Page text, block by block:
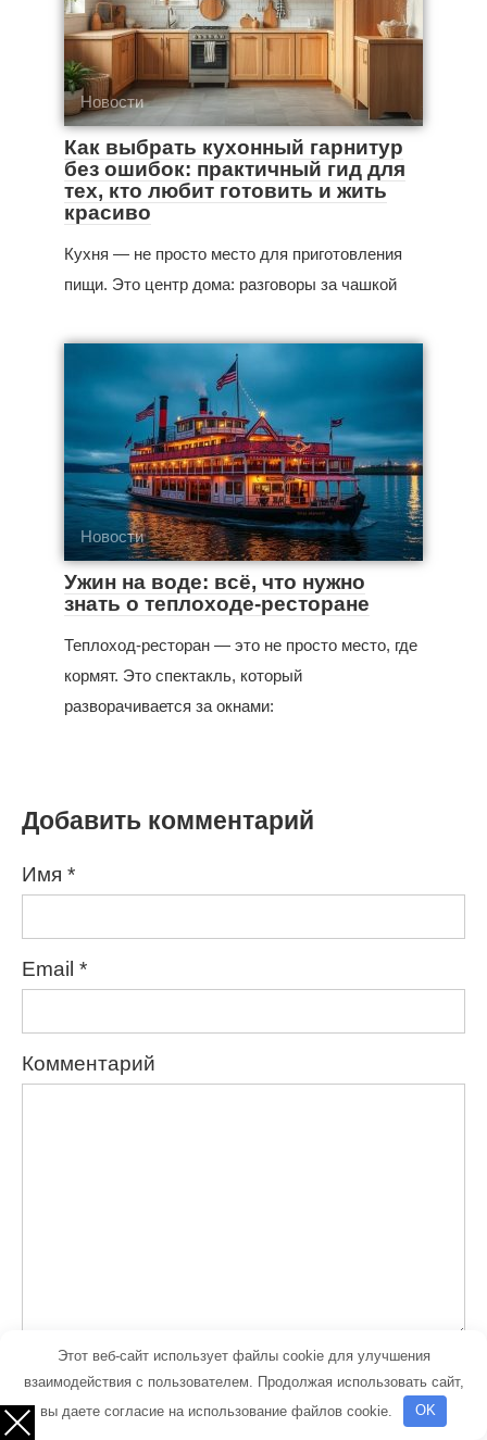
Новости
Как выбрать кухонный гарнитур
без ошибок: практичный гид для
тех, кто любит готовить и жить
красиво
Кухня — не просто место для приготовления
пищи. Это центр дома: разговоры за чашкой
Новости
Ужин на воде: всё, что нужно
знать о теплоходе-ресторане
Теплоход-ресторан — это не просто место, где
кормят. Это спектакль, который
разворачивается за окнами:
Добавить комментарий
Имя *
Email *
Комментарий
Этот веб-сайт использует файлы cookie для улучшения
взаимодействия с пользователем. Продолжая использовать сайт,
вы даете согласие на использование файлов cookie.
OK